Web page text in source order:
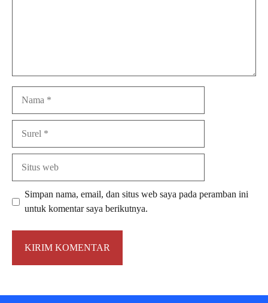
Simpan nama, email, dan situs web saya pada peramban ini
untuk komentar saya berikutnya.